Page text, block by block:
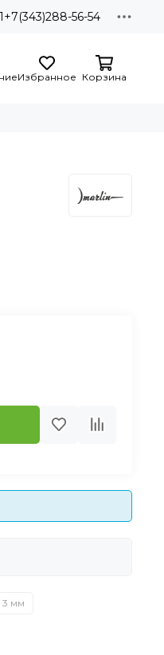
+7(343)288-56-54
Избранное Корзина
мм